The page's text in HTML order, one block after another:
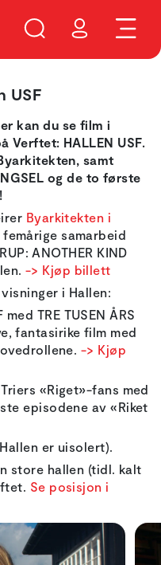
USF
kan du se film i
Verftet: HALLEN USF.
samt
og de to første
Byarkitekten i
samarbeid
ANOTHER KIND
-> Kjøp billett
i Hallen:
TRE TUSEN ÅRS
fantasirike film med
-> Kjøp
«Riget»-fans med
episodene av «Riket
er uisolert).
store hallen (tidl. kalt
Se posisjon i